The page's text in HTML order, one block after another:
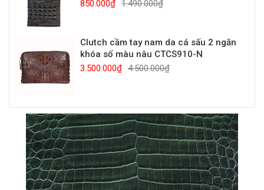
850.000₫ 1.490.000₫
Clutch cầm tay nam da cá sấu 2 ngăn
khóa số màu nâu CTCS910-N
3.500.000₫ 4.500.000₫